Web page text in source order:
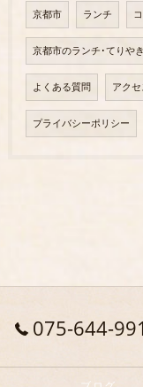
京都市 ランチ
京都市のランチ･てりや
よくある質問 アクセ
プライバシーポリシー
075-644-